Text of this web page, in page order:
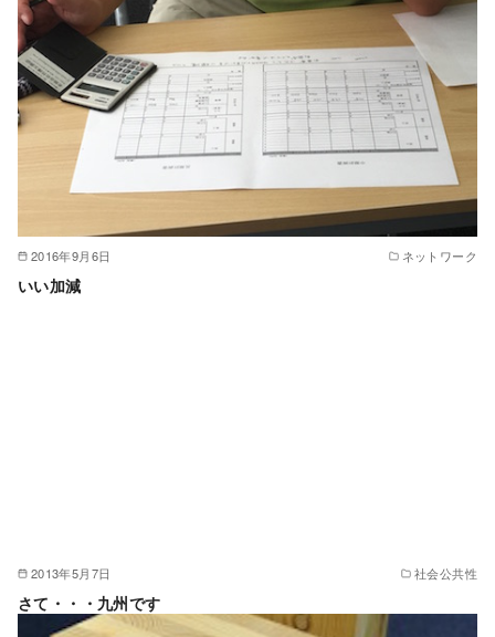
2016年9月6日 ネットワーク
いい加減
2013年5月7日 社会公共性
さて・・・九州です